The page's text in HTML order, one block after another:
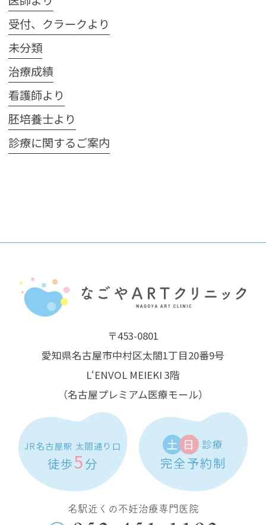
受付、クラークより
未分類
治療成績
看護師より
胚培養士より
診療に関するご案内
〒453-0801
愛知県名古屋市中村区太閤1丁目20番9号
L‘ENVOL MEIEKI 3階
（名古屋プレミアム医療モール）
JR名古屋駅 太閤通り口
徒歩5分
土 日 診療
完全予約制
名駅近くの不妊治療専門医院